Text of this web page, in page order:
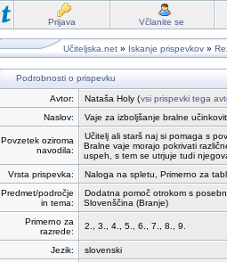
Prijava Včlanite se
Učiteljska.net » Iskanje prispevkov »
Podrobnosti o prispevku
Avtor: Nataša Holy (vsi prispevki tega
Naslov:
Vaje za izboljšanje bralne
Povzetek oziroma
navodila:
Učitelj ali starš naj si pomaga s
Bralne vaje morajo pokrivati
uspeh, s tem se utrjuje tudi
Vrsta prispevka:
Naloga na spletu, Primerno za
Predmet/področje
in tema:
Dodatna pomoč otrokom s
Slovenščina (Branje)
Primerno za
razrede:
2., 3., 4., 5., 6., 7., 8., 9.
Jezik:
slovenski